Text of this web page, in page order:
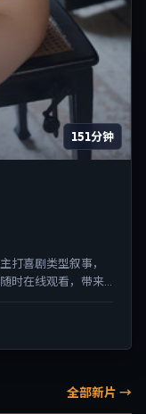
151分钟
打喜剧类型叙事，
时在线观看，带来
全部新片 →